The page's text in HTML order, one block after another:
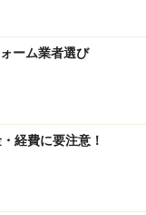
壊すことができ
があります。この
が薄れてしまう
受けられる「型式
築や構造の変更
請が必要となる
ーム業者選び
経費に要注意！